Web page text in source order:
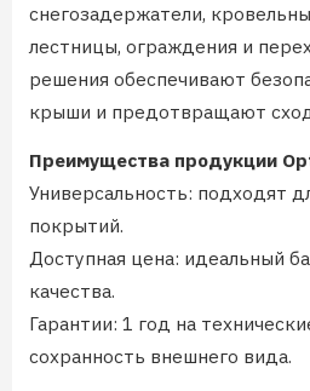
снегозадержатели,
лестницы, ограждения и
решения обеспечивают
крыши и предотвращают сход
Преимущества продукции
Универсальность: подходят
покрытий.
Доступная цена: идеальный
качества.
Гарантии: 1 год на
сохранность внешнего вида.